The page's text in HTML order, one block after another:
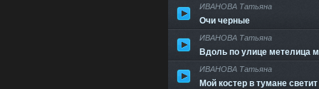
ИВАНОВА Татьяна
Очи черные
ИВАНОВА Татьяна
Вдоль по улице метелица
ИВАНОВА Татьяна
Мой костер в тумане светит